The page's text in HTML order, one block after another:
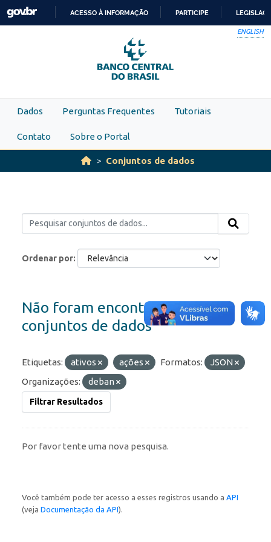
Skip to main content
PARA
O
CONTEÚDO
ACESSO À INFORMAÇÃO PARTICIPE
ENGLISH
Dados Perguntas Frequentes Tutoriais
Contato Sobre o Portal
Conjuntos de dados
Ordenar por
Não foram encontrados
conjuntos de dados
Etiquetas: ativos ações Formatos:
JSON
Organizações:
deban
Filtrar Resultados
Por favor tente uma nova pesquisa.
Você também pode ter acesso a esses registros usando a API
(veja Documentação da API).